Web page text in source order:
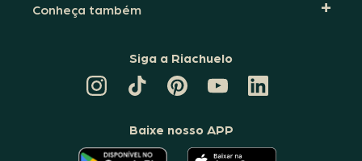
Conheça também
Siga a Riachuelo
TIKTOK
DA
PINTEREST
DA
CANAL
DA
RIACHUELO
LINKEDIN
DA
Baixe nosso APP
O O